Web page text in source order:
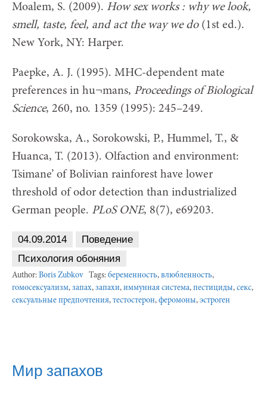
Moalem, S. (2009). How sex works : why we look,
smell, taste, feel, and act the way we do(1st ed.).
New York, NY: Harper.
Paepke, A. J. (1995). MHC-dependent mate
preferences in hu¬mans, Proceedings of Biological
Science, 260, no. 1359 (1995): 245–249.
Sorokowska, A., Sorokowski, P., Hummel, T., &
Huanca, T. (2013). Olfaction and environment:
Tsimane’ of Bolivian rainforest have lower
threshold of odor detection than industrialized
German people. PLoS ONE, 8(7), e69203.
04.09.2014
Поведение
Психология обоняния
Author: Boris Zubkov Tags: беременность, влюбленность,
гомосексуализм, запах, запахи, иммунная система, пестициды, секс,
сексуальные предпочтения, тестостерон, феромоны, эстроген
Мир запахов